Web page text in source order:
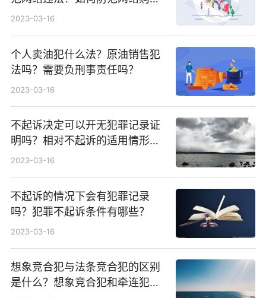
纠纷？
2023-03-16
个人卖油犯什么法？原油销售犯
法吗？需要负刑事责任吗？
2023-03-16
不起诉决定可以开无犯罪记录证
明吗？相对不起诉的适用情形有
哪些？
2023-03-16
不起诉的情况下会有犯罪记录
吗？犯罪不起诉条件有哪些？
2023-03-16
想象竞合犯与法条竞合犯的区别
是什么？想象竞合犯和牵连犯有